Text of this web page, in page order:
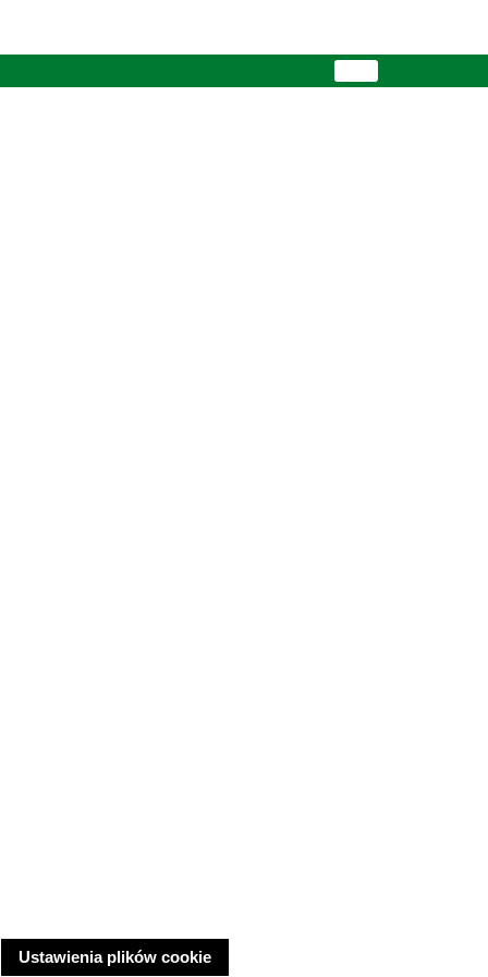
Ustawienia plików cookie